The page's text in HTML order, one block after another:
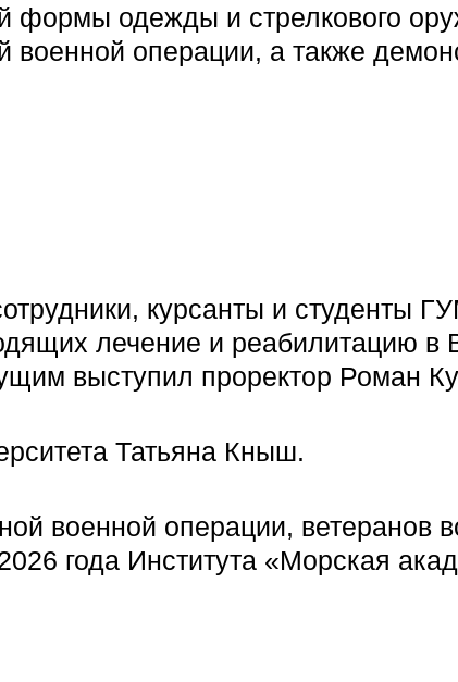
формы одежды и стрелкового
военной операции, а также
курсанты и студенты
лечение и реабилитацию в
выступил проректор Роман
Татьяна Кныш.
военной операции, ветеранов
года Института «Морская